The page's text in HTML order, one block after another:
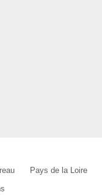
Pays de la Loire